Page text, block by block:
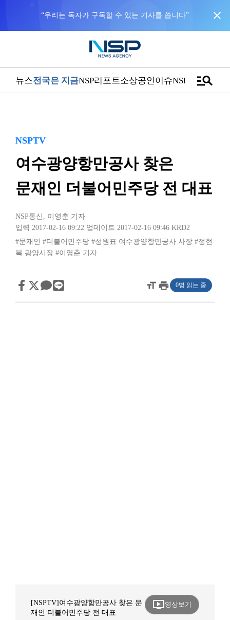
“우리는 독자가 구독할 수 있는 기사를 씁니다” close
뉴스전국은 지금NSP리포트소상공인이슈NSPTVmanage_search
NSPTV
여수광양항만공사 찾은
문재인 더불어민주당 전 대표
NSP통신 , 이영춘 기자
입력 2017-02-16 09:22 업데이트 2017-02-16 09:46 KRD2
#문재인 #더불어민주당 #성원표 여수광양항만공사 사장 #정현
복 광양시장 #이영춘 기자
format_sizeprint 0명 읽는 중
[NSPTV]여수광양항만공사 찾은 문
재인 더불어민주당 전 대표
ondemand_video영상보기